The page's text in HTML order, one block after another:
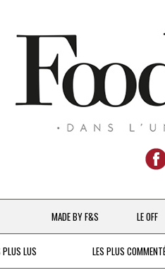
MADE BY F&S
CHEFS & ACTUALITÉS
LE OFF
PLUS LUS LES PLUS